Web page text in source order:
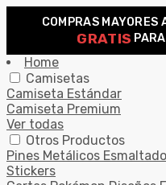
COMPRAS
GRATIS
Home
Camisetas
Camiseta Estándar
Camiseta Premium
Ver todas
Otros Productos
Pines Metálicos
Stickers